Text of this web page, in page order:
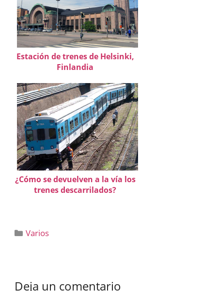
Estación de trenes de Helsinki,
Finlandia
¿Cómo se devuelven a la vía los
trenes descarrilados?
Categorías
Varios
Deja un comentario